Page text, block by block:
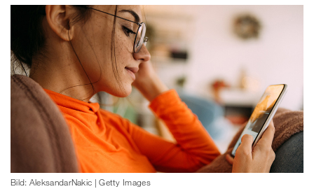
Bild: AleksandarNakic | Getty Images